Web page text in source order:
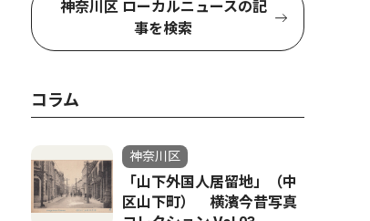
神奈川区 ローカルニュースの記
事を検索
コラム
神奈川区
「山下外国人居留地」（中
区山下町） 横濱今昔写真